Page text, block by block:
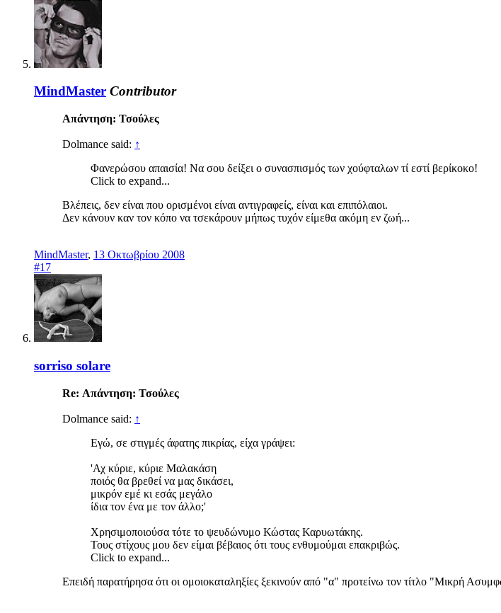
MindMaster Contributor
Απάντηση: Τσούλες
Dolmance said: ↑
Φανερώσου απαισία! Να σου δείξει ο συνασπισμός των χούφταλων τί εστί βερίκοκο!
Click to expand...
Βλέπεις, δεν είναι που ορισμένοι είναι αντιγραφείς, είναι και επιπόλαιοι.
Δεν κάνουν καν τον κόπο να τσεκάρουν μήπως τυχόν είμεθα ακόμη εν ζωή...
MindMaster, 13 Οκτωβρίου 2008
#17
sorriso solare
Re: Απάντηση: Τσούλες
Dolmance said: ↑
Εγώ, σε στιγμές άφατης πικρίας, είχα γράψει:
'Αχ κύριε, κύριε Μαλακάση
ποιός θα βρεθεί να μας δικάσει,
μικρόν εμέ κι εσάς μεγάλο
ίδια τον ένα με τον άλλο;'
Χρησιμοποιούσα τότε το ψευδώνυμο Κώστας Καρυωτάκης.
Τους στίχους μου δεν είμαι βέβαιος ότι τους ενθυμούμαι επακριβώς.
Click to expand...
Επειδή παρατήρησα ότι οι ομοιοκαταληξίες ξεκινούν από "α" προτείνω τον τίτλο "Μικρή